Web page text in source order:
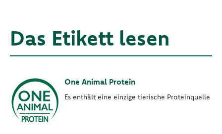
Das Etikett lesen
One Animal Protein
Es enthält eine einzige tierische Proteinquelle